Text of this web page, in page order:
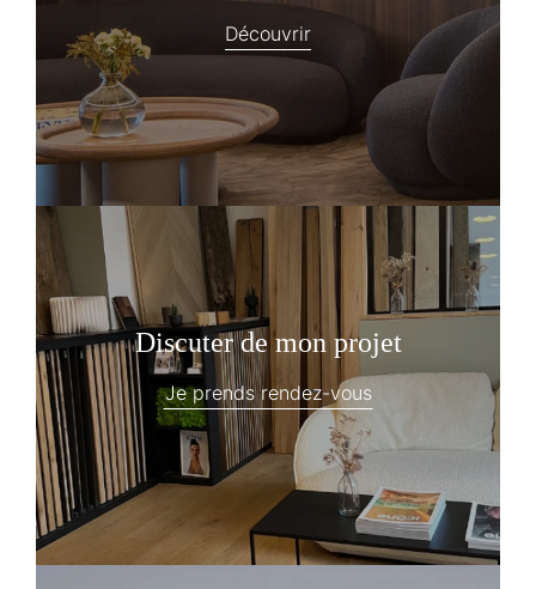
Découvrir
Discuter de mon projet
Je prends rendez-vous